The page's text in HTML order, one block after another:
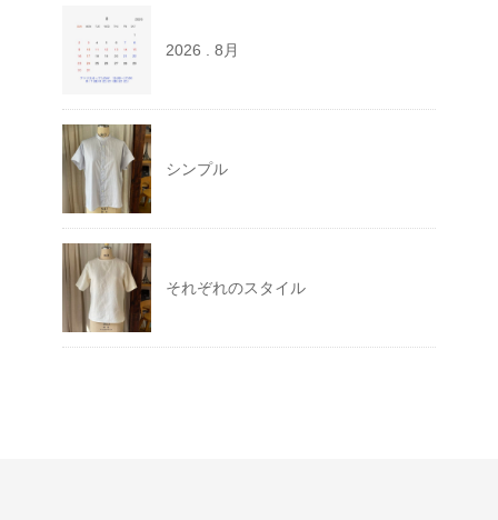
2026 . 8月
シンプル
それぞれのスタイル